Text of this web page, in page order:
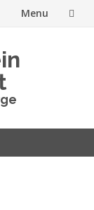
Menu